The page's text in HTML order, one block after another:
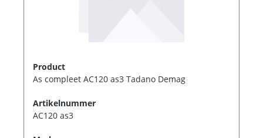
Product
As compleet AC120 as3 Tadano Demag
Artikelnummer
AC120 as3